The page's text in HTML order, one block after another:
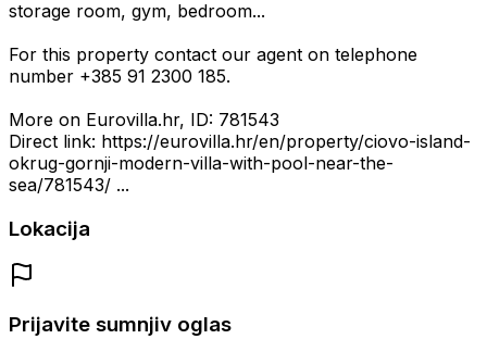
storage room, gym, bedroom...
For this property contact our agent on telephone
number +385 91 2300 185.
More on Eurovilla.hr, ID: 781543
Direct link: https://eurovilla.hr/en/property/ciovo-island-
okrug-gornji-modern-villa-with-pool-near-the-
sea/781543/ ...
Lokacija
Prijavite sumnjiv oglas